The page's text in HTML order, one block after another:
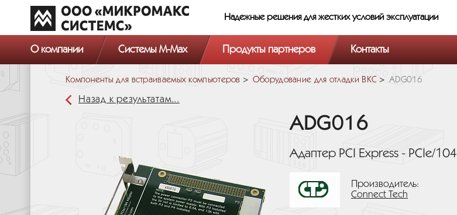
Надежные решения для жестких условий эксплуатации
О компании Системы M-Max Продукты партнеров Контакты
Компоненты для встраиваемых компьютеров Оборудование для отладки ВКС ADG016
Назад к результатам...
ADG016
Адаптер PCI Express - PCIe/104
Производитель:
Connect Tech